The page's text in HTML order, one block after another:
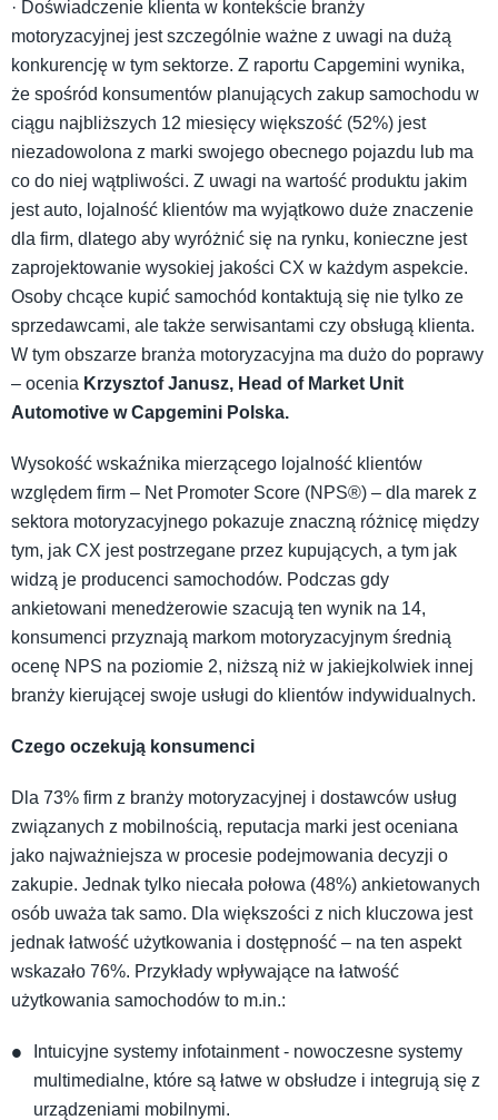
· Doświadczenie klienta w kontekście branży
motoryzacyjnej jest szczególnie ważne z uwagi na dużą
konkurencję w tym sektorze. Z raportu Capgemini wynika,
że spośród konsumentów planujących zakup samochodu w
ciągu najbliższych 12 miesięcy większość (52%) jest
niezadowolona z marki swojego obecnego pojazdu lub ma
co do niej wątpliwości. Z uwagi na wartość produktu jakim
jest auto, lojalność klientów ma wyjątkowo duże znaczenie
dla firm, dlatego aby wyróżnić się na rynku, konieczne jest
zaprojektowanie wysokiej jakości CX w każdym aspekcie.
Osoby chcące kupić samochód kontaktują się nie tylko ze
sprzedawcami, ale także serwisantami czy obsługą klienta.
W tym obszarze branża motoryzacyjna ma dużo do poprawy
– ocenia Krzysztof Janusz, Head of Market Unit
Automotive w Capgemini Polska.
Wysokość wskaźnika mierzącego lojalność klientów
względem firm – Net Promoter Score (NPS®) – dla marek z
sektora motoryzacyjnego pokazuje znaczną różnicę między
tym, jak CX jest postrzegane przez kupujących, a tym jak
widzą je producenci samochodów. Podczas gdy
ankietowani menedżerowie szacują ten wynik na 14,
konsumenci przyznają markom motoryzacyjnym średnią
ocenę NPS na poziomie 2, niższą niż w jakiejkolwiek innej
branży kierującej swoje usługi do klientów indywidualnych.
Czego oczekują konsumenci
Dla 73% firm z branży motoryzacyjnej i dostawców usług
związanych z mobilnością, reputacja marki jest oceniana
jako najważniejsza w procesie podejmowania decyzji o
zakupie. Jednak tylko niecała połowa (48%) ankietowanych
osób uważa tak samo. Dla większości z nich kluczowa jest
jednak łatwość użytkowania i dostępność – na ten aspekt
wskazało 76%. Przykłady wpływające na łatwość
użytkowania samochodów to m.in.:
Intuicyjne systemy infotainment - nowoczesne systemy
multimedialne, które są łatwe w obsłudze i integrują się z
urządzeniami mobilnymi.